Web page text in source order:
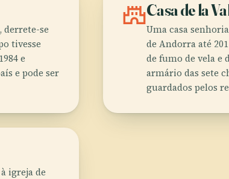
derrete-se
tivesse
e
e pode ser
castleCasa de la
Uma casa
de Andorra até
de fumo de vela e
armário das sete
guardados pelos
igreja de